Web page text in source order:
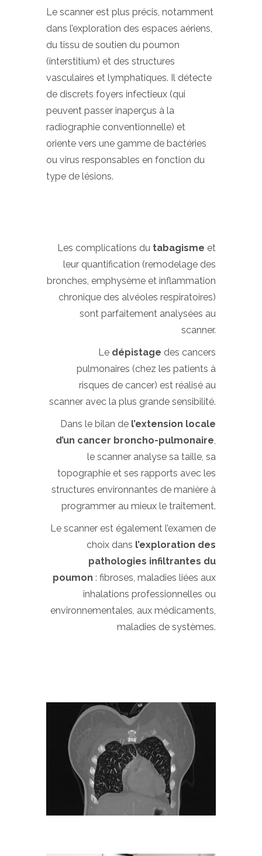
Le scanner est plus précis, notamment
dans l’exploration des espaces aériens,
du tissu de soutien du poumon
(interstitium) et des structures
vasculaires et lymphatiques. Il détecte
de discrets foyers infectieux (qui
peuvent passer inaperçus à la
radiographie conventionnelle) et
oriente vers une gamme de bactéries
ou virus responsables en fonction du
type de lésions.
Les complications du tabagisme et
leur quantification (remodelage des
bronches, emphysème et inflammation
chronique des alvéoles respiratoires)
sont parfaitement analysées au
scanner.
Le dépistage des cancers
pulmonaires (chez les patients à
risques de cancer) est réalisé au
scanner avec la plus grande sensibilité.
Dans le bilan de l’extension locale
d’un cancer broncho-pulmonaire,
le scanner analyse sa taille, sa
topographie et ses rapports avec les
structures environnantes de manière à
programmer au mieux le traitement.
Le scanner est également l’examen de
choix dans l’exploration des
pathologies infiltrantes du
poumon : fibroses, maladies liées aux
inhalations professionnelles ou
environnementales, aux médicaments,
maladies de systèmes.